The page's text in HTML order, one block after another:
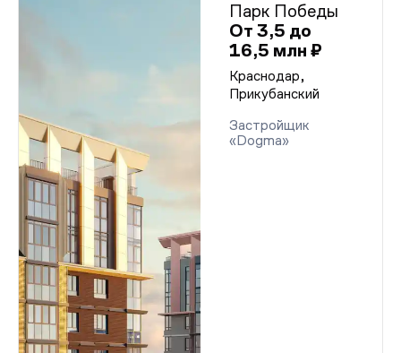
Парк Победы
От 3,5 до
16,5 млн ₽
Краснодар,
Прикубанский
Застройщик
«Dogma»